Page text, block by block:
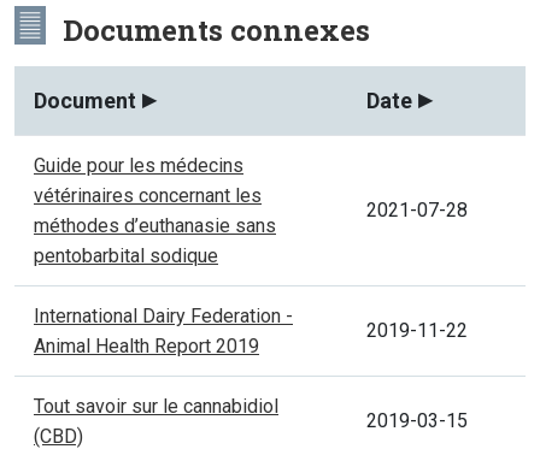
Documents connexes
Document Date
Guide pour les médecins
vétérinaires concernant les
méthodes d’euthanasie sans
pentobarbital sodique
2021-07-28
International Dairy Federation -
Animal Health Report 2019
2019-11-22
Tout savoir sur le cannabidiol
(CBD)
2019-03-15